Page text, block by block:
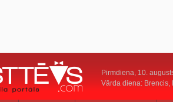
Pirmdiena, 10.
Vārda diena: Brencis,